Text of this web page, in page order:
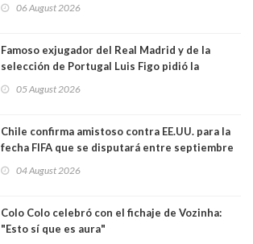
06 August 2026
Famoso exjugador del Real Madrid y de la
selección de Portugal Luis Figo pidió la
comportamiento más bajo y cobarde que he
05 August 2026
Chile confirma amistoso contra EE.UU. para la
fecha FIFA que se disputará entre septiembre
04 August 2026
Colo Colo celebró con el fichaje de Vozinha:
"Esto sí que es aura"